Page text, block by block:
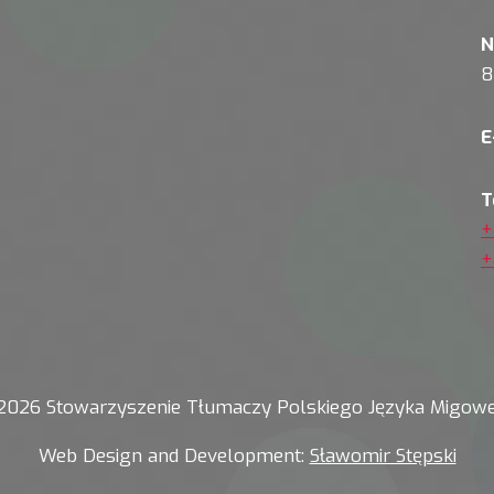
Stowarzyszenie Tłumaczy Polskiego Języka
Web Design and Development: Sławomir Stępski